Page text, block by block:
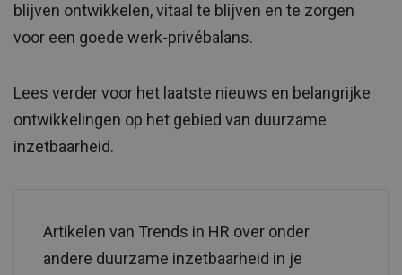
blijven ontwikkelen, vitaal te blijven en te zorgen
voor een goede werk-privébalans.
Lees verder voor het laatste nieuws en belangrijke
ontwikkelingen op het gebied van duurzame
inzetbaarheid.
Artikelen van Trends in HR over onder
andere duurzame inzetbaarheid in je